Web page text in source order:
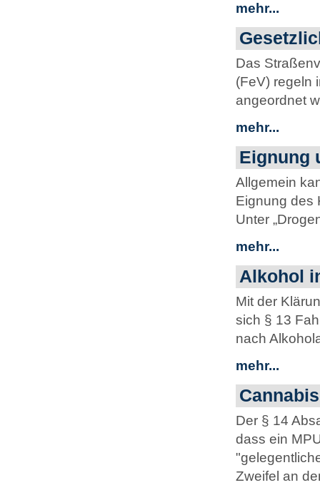
mehr...
Das
(FeV) regeln
angeordnet
mehr...
Eignung
Allgemein
Eignung des
Unter
mehr...
Alkohol
Mit der
sich § 13
nach
mehr...
Der § 14
dass ein
Zweifel an